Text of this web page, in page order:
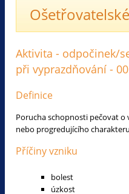
Aktivita - odpočinek/
při vyprazdňování -
Definice
Porucha schopnosti pečovat
nebo progredujícího
Příčiny vzniku
bolest
úzkost